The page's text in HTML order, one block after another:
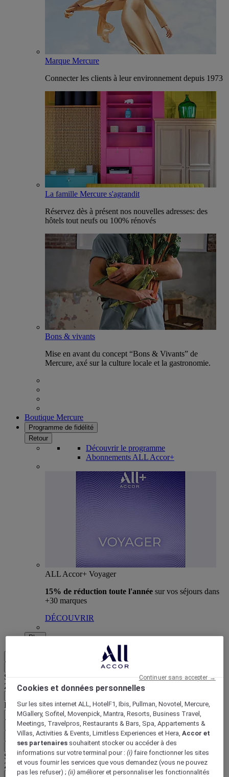
Marque Mercure
Connecter les clients à leur environnement depuis 1973
La famille Mercure s'agrandit
Réservez dès à présent nos nouvelles adresses: des
hôtels tout neufs ou 100% rénovés
Bons & vivants
Mise en avant du concept “Bons & Vivants” de
Mercure, axé sur la culture locale et la gastronomie.
Boutique Mercure
Programme de fidélité
Retour
Découvrir le programme
Abonnements ALL Accor+
ALL Accor+ Voyager
15% de réduction toute l'année sur vos séjours dans
+30 marques
DÉCOUVRIR
Plus
Sélectionnez votre zone et votre langue ci-dessous
Zone géographique
Pays/Région - Langue
Valider votre zone et votre langue
EUR (€)
Retour
Sélectionnez votre devise ci-dessous
Zone géographique
Cookies et données personnelles
Sur les sites internet ALL, HotelF1, Ibis, Pullman, Novotel, Mercure,
MGallery, Sofitel, Movenpick, Mantra, Resorts, Business Travel,
Meetings, Travelpros, Restaurants & Bars, Spa, Appartements &
Villas, Activities & Events, Limitless Experiences et Hera,Accor et
ses partenaires souhaitent stocker ou accéder à des
informations sur votre terminal pour :(i) faire fonctionner les sites
et vous fournir les services que vous demandez (vous ne pouvez
pas les refuser) ;(ii) améliorer et personnaliser les fonctionnalités
Continuer sans accepter →